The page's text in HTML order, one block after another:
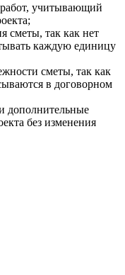
учитывающий
сметы, так как нет
каждую единицу
сметы, так как
в договорном
дополнительные
без изменения